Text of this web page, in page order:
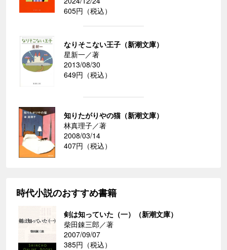
605円（税込）
なりそこない王子（新潮文庫）
星新一／著
2013/08/30
649円（税込）
知りたがりやの猫（新潮文庫）
林真理子／著
2008/03/14
407円（税込）
時代小説のおすすめ書籍
剣は知っていた（一）（新潮文庫）
柴田錬三郎／著
2007/09/07
385円（税込）